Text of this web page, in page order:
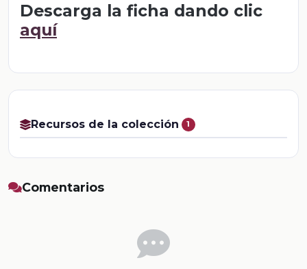
Descarga la ficha dando clic
aquí
Recursos de la colección 1
Comentarios